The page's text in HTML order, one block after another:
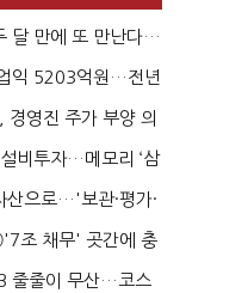
달 만에 또 만난다…
익 5203억원…전년
경영진 주가 부양 의
비투자…메모리 ‘삼
산으로…'보관·평가·
조 채무' 곳간에 충
줄줄이 무산…코스